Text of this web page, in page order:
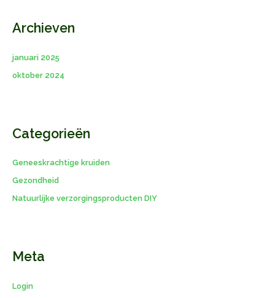
Archieven
januari 2025
oktober 2024
Categorieën
Geneeskrachtige kruiden
Gezondheid
Natuurlijke verzorgingsproducten DIY
Meta
Login